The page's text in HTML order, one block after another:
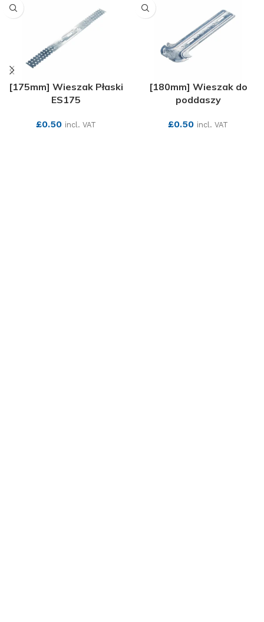
[175mm] Wieszak Płaski
ES175
£0.50 incl. VAT
[180mm] Wieszak do
poddaszy
£0.50 incl. VAT